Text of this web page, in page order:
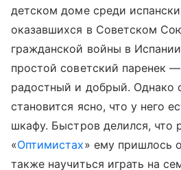
детском доме среди
оказавшихся в Советском
гражданской войны в
простой советский паренек
радостный и добрый. Однако
становится ясно, что у него
шкафу. Быстров делился, что
«Оптимистах» ему пришлось
также научиться играть на